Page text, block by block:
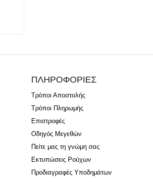
ΠΛΗΡΟΦΟΡΙΕΣ
Τρόποι Αποστολής
Τρόποι Πληρωμής
Επιστροφές
Οδηγός Μεγεθών
Πείτε μας τη γνώμη σας
Εκτυπώσεις Ρούχων
Προδιαγραφές Υποδημάτων